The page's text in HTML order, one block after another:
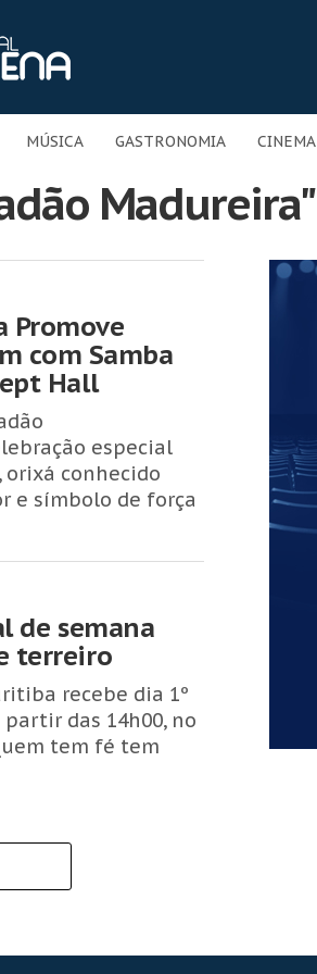
MÚSICA GASTRONOMIA CINEMA
Madureira"
Promove
com Samba
Hall
especial
orixá conhecido
e símbolo de força
de semana
terreiro
recebe dia 1º
das 14h00, no
tem fé tem